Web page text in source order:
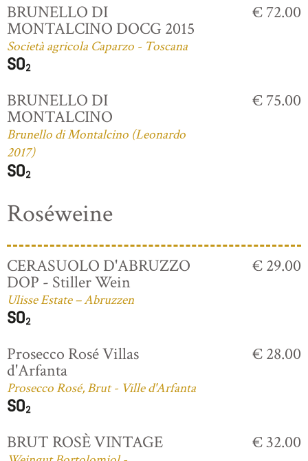
BRUNELLO DI
MONTALCINO DOCG 2015
Società agricola Caparzo - Toscana
€ 72.00
BRUNELLO DI
MONTALCINO
Brunello di Montalcino (Leonardo
2017)
€ 75.00
Roséweine
CERASUOLO D'ABRUZZO
DOP - Stiller Wein
Ulisse Estate – Abruzzen
€ 29.00
Prosecco Rosé Villas
d'Arfanta
Prosecco Rosé, Brut - Ville d'Arfanta
€ 28.00
BRUT ROSÈ VINTAGE € 32.00